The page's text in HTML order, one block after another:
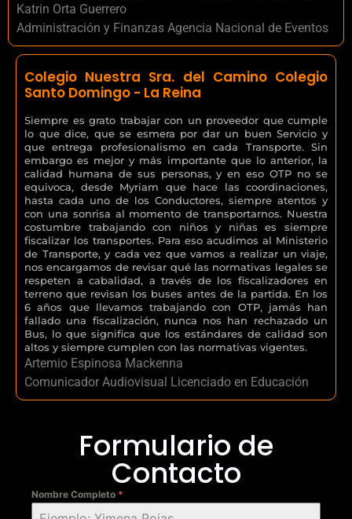
Katrin Orta Guerrero
Administración y Finanzas Agencia Nacional de Eventos
Colegio Nuestra Sra. del Camino Colegio
Santo Domingo - La Reina
Siempre es grato trabajar con un proveedor que cumple
lo que dice, que se esmera por dar un buen Servicio y
que entrega profesionalismo en cada Transporte. Sin
embargo es mejor y más importante que lo anterior, la
calidad humana de sus personas, y en eso OTP no se
equivoca, desde Myriam que hace las coordinaciones,
hasta cada uno de los Conductores, siempre atentos y
con una sonrisa al momento de transportarnos. Nuestra
costumbre trabajando con niños y niñas es siempre
fiscalizar los transportes. Para eso acudimos al Ministerio
de Transporte, y cada vez que vamos a realizar un viaje,
nos encargamos de revisar qué las normativas legales se
respeten a cabalidad, a través de los fiscalizadores en
terreno que revisan los buses antes de la partida. En los
6 años que llevamos trabajando con OTP, jamás han
fallado una fiscalización, nunca nos han rechazado un
Bus, lo que significa que los estándares de calidad son
altos y siempre cumplen con las normativas vigentes.
Artemio Espinosa Mackenna
Comunicador Audiovisual Licenciado en Educación
Formulario de
Contacto
Nombre Completo *